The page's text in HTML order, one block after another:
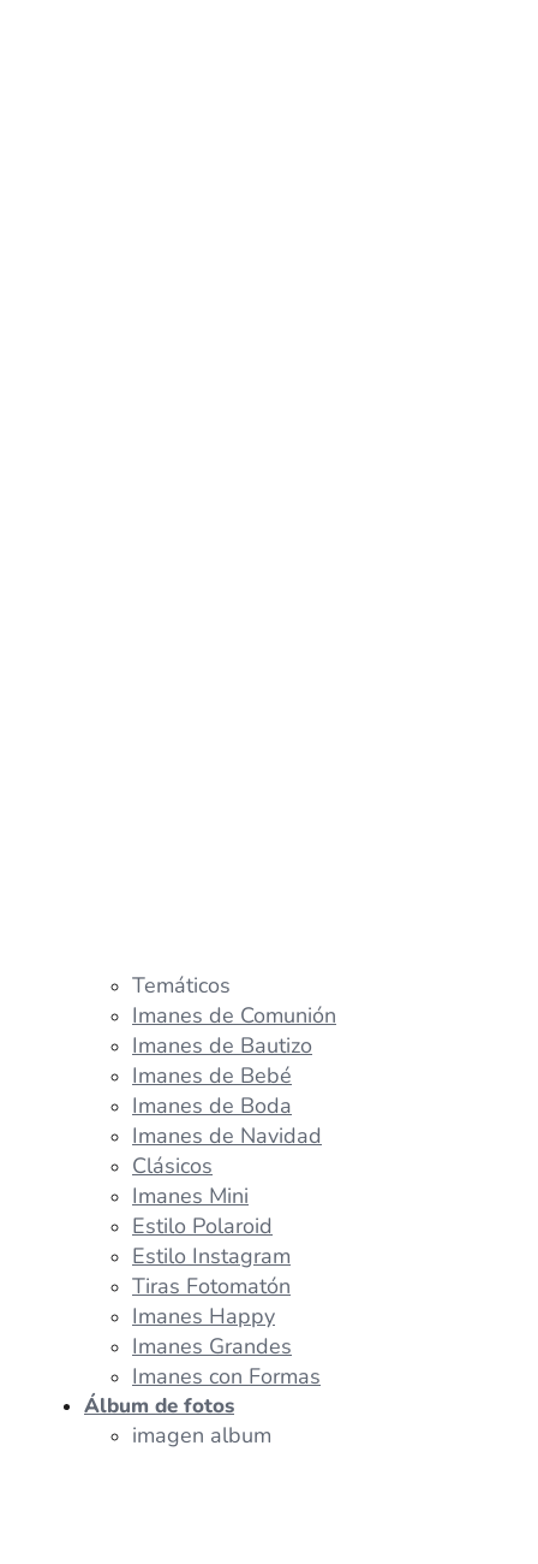
Temáticos
Imanes de Comunión
Imanes de Bautizo
Imanes de Bebé
Imanes de Boda
Imanes de Navidad
Clásicos
Imanes Mini
Estilo Polaroid
Estilo Instagram
Tiras Fotomatón
Imanes Happy
Imanes Grandes
Imanes con Formas
Álbum de fotos
imagen album